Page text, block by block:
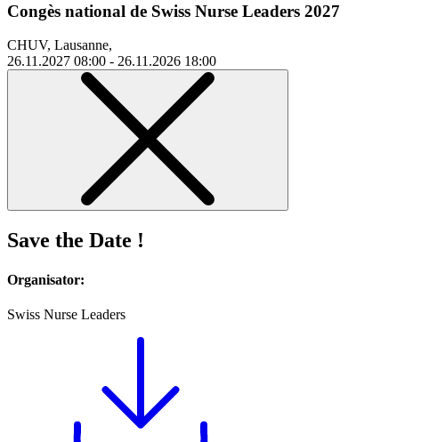
Congès national de Swiss Nurse Leaders 2027
CHUV, Lausanne,
26.11.2027 08:00 - 26.11.2026 18:00
Save the Date !
Organisator:
Swiss Nurse Leaders